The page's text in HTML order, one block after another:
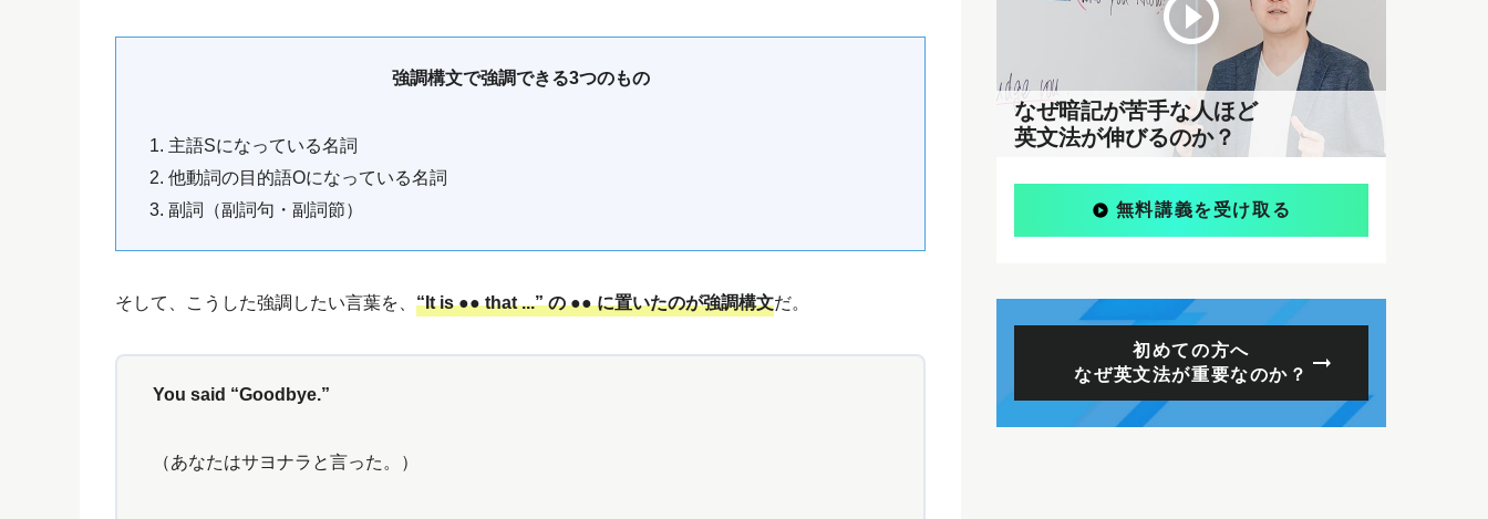
強調構文で強調できる3つのもの
1. 主語Sになっている名詞
2. 他動詞の目的語Oになっている名詞
3. 副詞（副詞句・副詞節）
そして、こうした強調したい言葉を、 “It is ●● that ...” の ●● に置いたのが強調構文だ。
You said “Goodbye.”
（あなたはサヨナラと言った。）
なぜ暗記が苦手な人ほど
英文法が伸びるのか？
無料講義を受け取る
初めての方へ
なぜ英文法が重要なのか？